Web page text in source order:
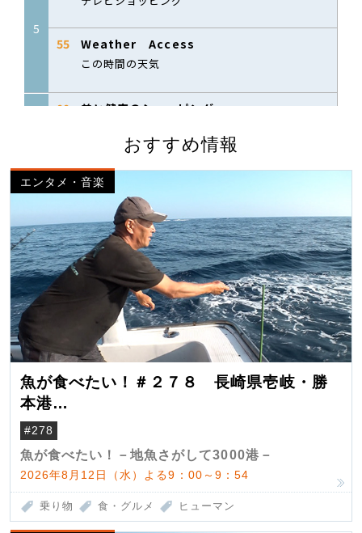
おすすめ情報
エンタメ・音楽
魚が食べたい！＃２７８ 長崎県壱岐・勝
本港
（クロマグロ）
#278
魚が食べたい！－地魚さがして3000港－
2026年8月12日（水）よる9：00～9：54
乗り物 食・グルメ ヒューマン